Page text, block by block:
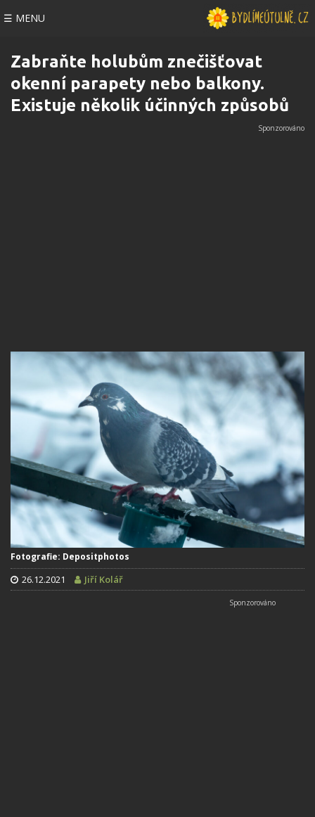
☰ MENU
Zabraňte holubům znečišťovat
okenní parapety nebo balkony.
Existuje několik účinných způsobů
Fotografie: Depositphotos
26.12.2021 Jiří Kolář